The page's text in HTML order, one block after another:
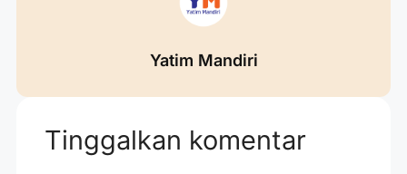
Yatim Mandiri
Tinggalkan komentar